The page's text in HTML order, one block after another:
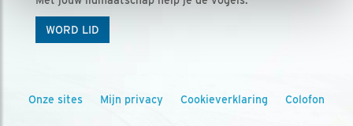
WORD LID
Onze sites Mijn privacy Cookieverklaring Colofon